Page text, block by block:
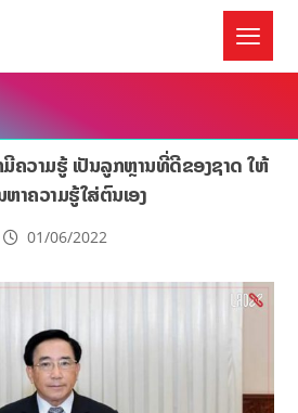
ຄວາມຮູ້ ເປັນລູກຫຼານທີ່ດີຂອງຊາດ ໃຫ້
າຄວາມຮູ້ໃສ່ຕົນເອງ
01/06/2022